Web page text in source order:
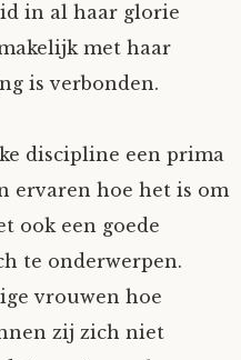
in al haar glorie
met haar
is verbonden.
discipline een prima
ervaren hoe het is om
ook een goede
te onderwerpen.
vrouwen hoe
zij zich niet